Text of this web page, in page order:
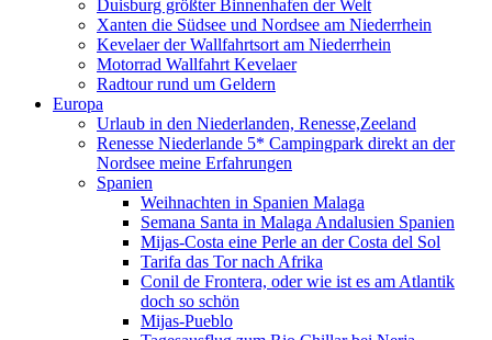
Duisburg größter Binnenhafen der Welt
Xanten die Südsee und Nordsee am Niederrhein
Kevelaer der Wallfahrtsort am Niederrhein
Motorrad Wallfahrt Kevelaer
Radtour rund um Geldern
Europa
Urlaub in den Niederlanden, Renesse,Zeeland
Renesse Niederlande 5* Campingpark direkt an der
Nordsee meine Erfahrungen
Spanien
Weihnachten in Spanien Malaga
Semana Santa in Malaga Andalusien Spanien
Mijas-Costa eine Perle an der Costa del Sol
Tarifa das Tor nach Afrika
Conil de Frontera, oder wie ist es am Atlantik
doch so schön
Mijas-Pueblo